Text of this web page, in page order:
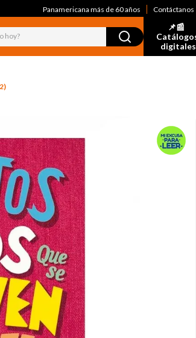
Panamericana más de 60 años Contáctanos
hoy?
📌📰
digitales